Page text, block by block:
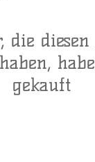
die
gekauft